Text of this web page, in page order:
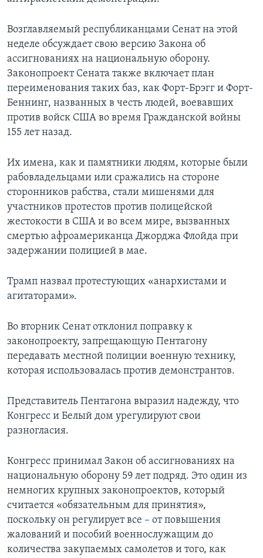
Возглавляемый республиканцами Сенат на этой
неделе обсуждает свою версию Закона об
ассигнованиях на национальную оборону.
Законопроект Сената также включает план
переименования таких баз, как Форт-Брэгг и Форт-
Беннинг, названных в честь людей, воевавших
против войск США во время Гражданской войны
155 лет назад.
Их имена, как и памятники людям, которые были
рабовладельцами или сражались на стороне
сторонников рабства, стали мишенями для
участников протестов против полицейской
жестокости в США и во всем мире, вызванных
смертью афроамериканца Джорджа Флойда при
задержании полицией в мае.
Трамп назвал протестующих «анархистами и
агитаторами».
Во вторник Сенат отклонил поправку к
законопроекту, запрещающую Пентагону
передавать местной полиции военную технику,
которая использовалась против демонстрантов.
Представитель Пентагона выразил надежду, что
Конгресс и Белый дом урегулируют свои
разногласия.
Конгресс принимал Закон об ассигнованиях на
национальную оборону 59 лет подряд. Это один из
немногих крупных законопроектов, который
считается «обязательным для принятия»,
поскольку он регулирует все – от повышения
жалований и пособий военнослужащим до
количества закупаемых самолетов и того, как